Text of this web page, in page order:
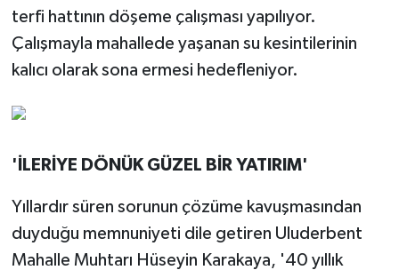
terfi hattının döşeme çalışması yapılıyor.
Çalışmayla mahallede yaşanan su kesintilerinin
kalıcı olarak sona ermesi hedefleniyor.
'İLERİYE DÖNÜK GÜZEL BİR YATIRIM'
Yıllardır süren sorunun çözüme kavuşmasından
duyduğu memnuniyeti dile getiren Uluderbent
Mahalle Muhtarı Hüseyin Karakaya, '40 yıllık